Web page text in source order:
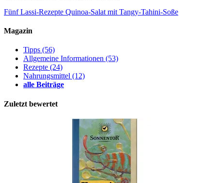
Fünf Lassi-Rezepte Quinoa-Salat mit Tangy-Tahini-Soße
Magazin
Tipps (56)
Allgemeine Informationen (53)
Rezepte (24)
Nahrungsmittel (12)
alle Beiträge
Zuletzt bewertet